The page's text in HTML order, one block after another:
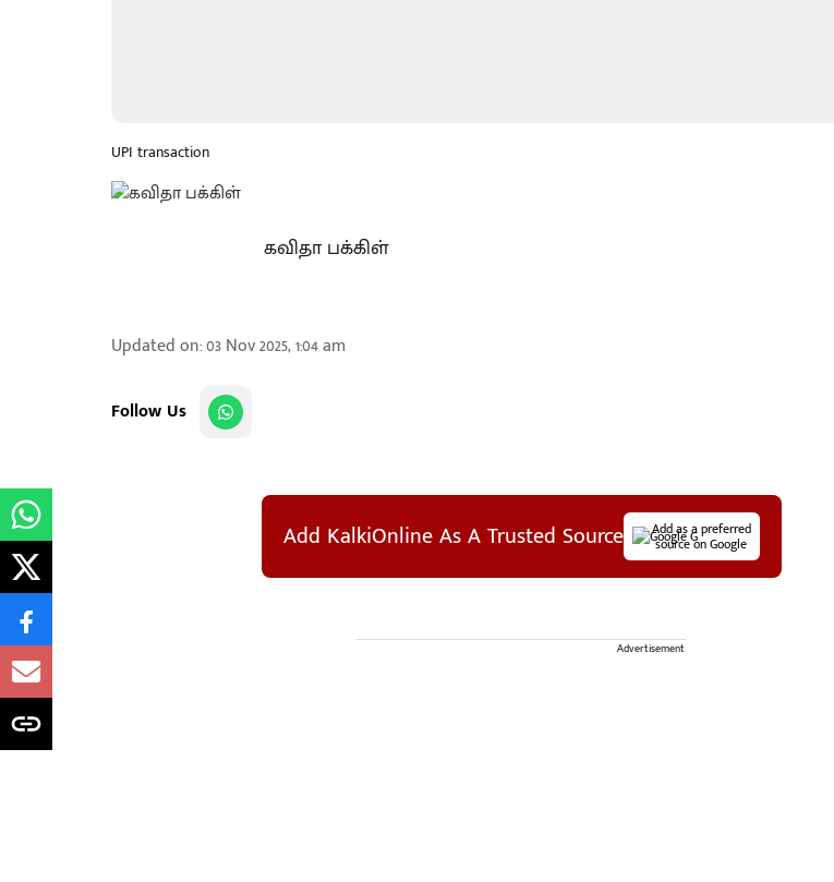
UPI transaction
கவிதா பக்கிள்
Updated on:03 Nov 2025, 1:04 am
Follow Us
Add KalkiOnline As A Trusted Source Add as a preferred
source on Google
Advertisement